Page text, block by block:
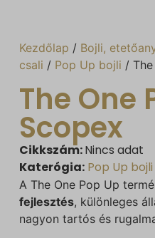
Kezdőlap / Bojli,
csali / Pop Up bojli /
The One
Scopex
Cikkszám:Nincs adat
Katerógia: Pop Up bojli
A The One Pop Up
fejlesztés, különleges
nagyon tartós és